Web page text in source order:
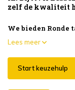
zelf de kwaliteit
We bieden Ronde
Lees meer
Start keuzehulp